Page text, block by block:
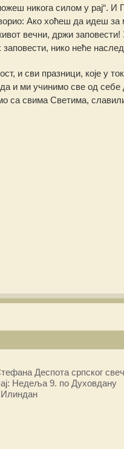
никога силом у рај“.
Ако хоћеш да идеш
вечни, држи
нико неће
и сви празници, које у
и ми учинимо све од
са свима Светима,
Деспота српског
Недеља 9. по Духовдану
Илиндан